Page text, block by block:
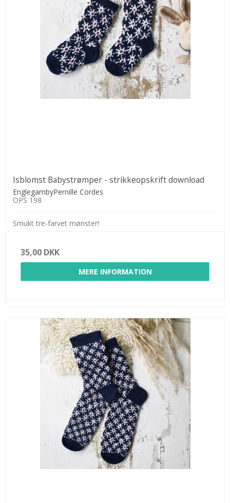
Isblomst Babystrømper - strikkeopskrift download
EnglegarnbyPernille Cordes
OPS 198
Smukt tre-farvet mønster!
35,00 DKK
MERE INFORMATION